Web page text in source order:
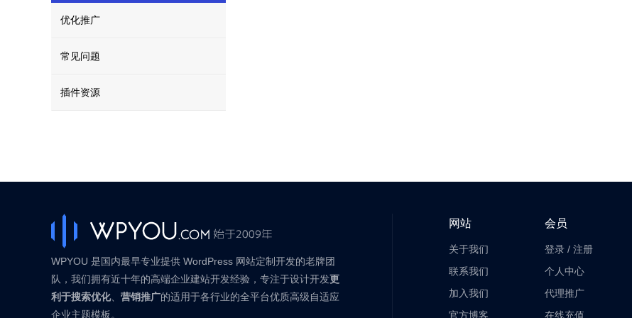
优化推广
常见问题
插件资源
WPYOU 是国内最早专业提供 WordPress 网站定制开发的老牌团
队，我们拥有近十年的高端企业建站开发经验，专注于设计开发更
利于搜索优化、 营销推广的适用于各行业的全平台优质高级自适应
企业主题模板。
网站
关于我们
联系我们
加入我们
官方博客
会员
登录 /注册
个人中心
代理推广
在线充值